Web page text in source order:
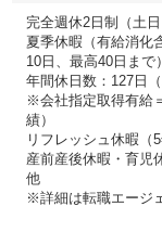
完全週休2日制（土日
夏季休暇（有給消化
10日、最高40日まで）
年間休日数：127日（
※会社指定取得有給
績）
リフレッシュ休暇（
産前産後休暇・育児
他
※詳細は転職エージ